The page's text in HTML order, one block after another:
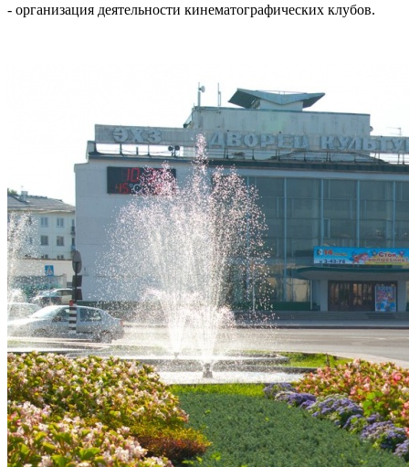
- организация деятельности кинематографических клубов.